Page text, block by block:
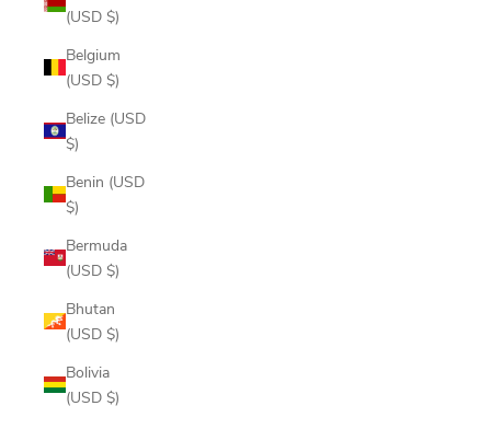
(USD $)
Belgium
(USD $)
Belize (USD
$)
Benin (USD
$)
Bermuda
(USD $)
Bhutan
(USD $)
Bolivia
(USD $)